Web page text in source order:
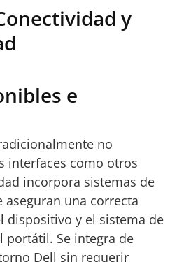
y
e
no
interfaces como otros
incorpora sistemas de
aseguran una correcta
dispositivo y el sistema de
portátil. Se integra de
Dell sin requerir